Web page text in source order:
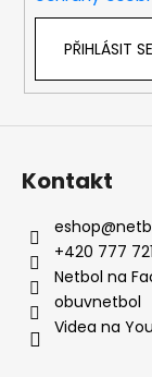
PŘIHLÁSIT SE
Kontakt
eshop@
+420 777
Netbol na
obuvnetbol
Videa na